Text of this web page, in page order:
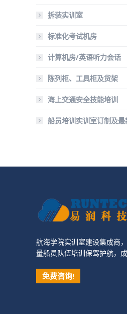
拆装实训室
标准化考试机房
计算机房/英语听力会话
陈列柜、工具柜及货架
海上交通安全技能培训
船员培训实训室订制及最
航海学院实训室建设集成商
量船员队伍培训保驾护航，
免费咨询!